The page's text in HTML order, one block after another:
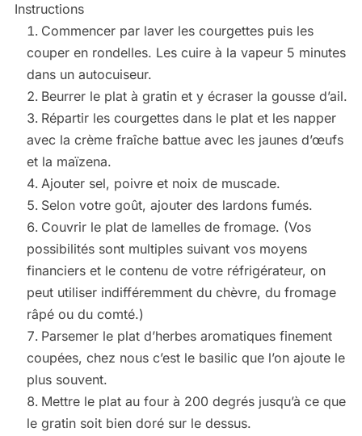
Instructions
Commencer par laver les courgettes puis les
couper en rondelles. Les cuire à la vapeur 5 minutes
dans un autocuiseur.
Beurrer le plat à gratin et y écraser la gousse d’ail.
Répartir les courgettes dans le plat et les napper
avec la crème fraîche battue avec les jaunes d’œufs
et la maïzena.
Ajouter sel, poivre et noix de muscade.
Selon votre goût, ajouter des lardons fumés.
Couvrir le plat de lamelles de fromage. (Vos
possibilités sont multiples suivant vos moyens
financiers et le contenu de votre réfrigérateur, on
peut utiliser indifféremment du chèvre, du fromage
râpé ou du comté.)
Parsemer le plat d’herbes aromatiques finement
coupées, chez nous c’est le basilic que l’on ajoute le
plus souvent.
Mettre le plat au four à 200 degrés jusqu’à ce que
le gratin soit bien doré sur le dessus.